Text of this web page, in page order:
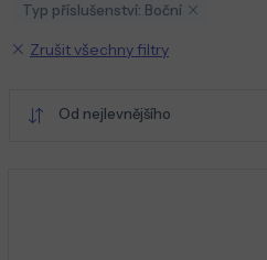
Typ příslušenství: Boční
Zrušit všechny filtry
Od nejlevnějšího